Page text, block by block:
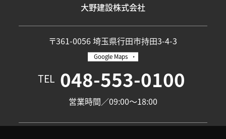
大野建設株式会社
〒361-0056 埼玉県行田市持田3-4-3
Google Maps
TEL 048-553-0100
営業時間／09:00〜18:00